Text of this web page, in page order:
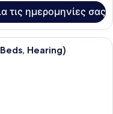
τις ημερομηνίες σας
σαλόνι με έναν
Hearing)